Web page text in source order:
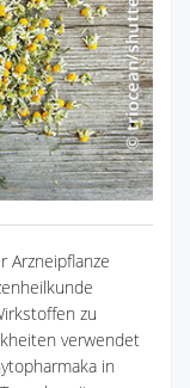
Arzneipflanze
zu
verwendet
in